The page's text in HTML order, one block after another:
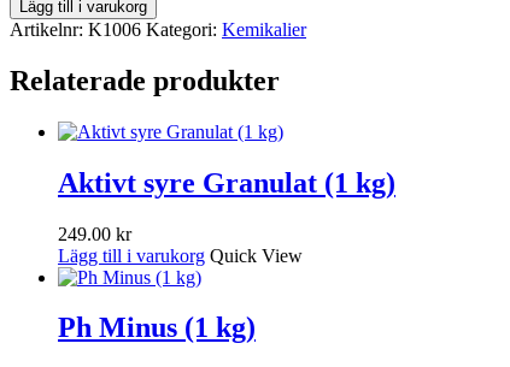
(500
g)
Lägg till i varukorg
Artikelnr: K1006 Kategori: Kemikalier
Relaterade produkter
Aktivt syre Granulat (1 kg)
249.00 kr
Lägg till i varukorg Quick View
Ph Minus (1 kg)